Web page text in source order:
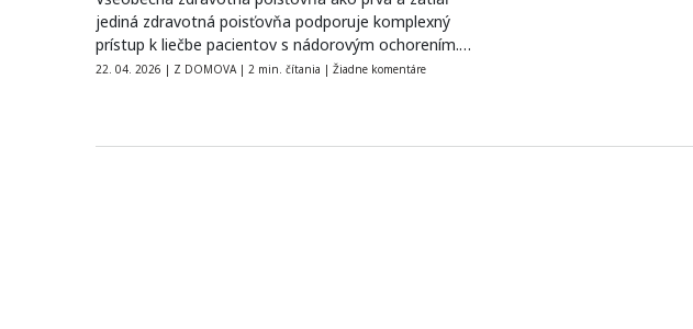
jediná zdravotná poisťovňa podporuje komplexný
prístup k liečbe pacientov s nádorovým ochorením.
Cieľom…
22. 04. 2026 | Z DOMOVA | 2 min. čítania | Žiadne komentáre